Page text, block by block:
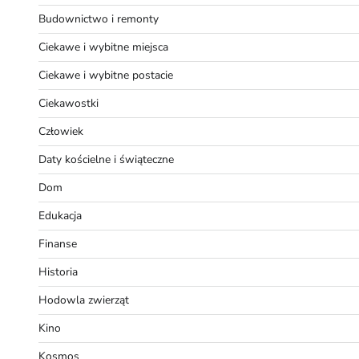
Budownictwo i remonty
Ciekawe i wybitne miejsca
Ciekawe i wybitne postacie
Ciekawostki
Człowiek
Daty kościelne i świąteczne
Dom
Edukacja
Finanse
Historia
Hodowla zwierząt
Kino